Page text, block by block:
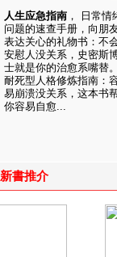
人生应急指南 ， 日常情
问题的速查手册，向朋
表达关心的礼物书：不
安慰人没关系，史密斯
士就是你的治愈系嘴替
耐死型人格修炼指南：
易崩溃没关系，这本书
你容易自愈...
新書推介